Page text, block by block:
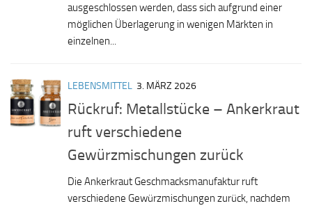
ausgeschlossen werden, dass sich aufgrund einer
möglichen Überlagerung in wenigen Märkten in
einzelnen...
LEBENSMITTEL 3. MÄRZ 2026
Rückruf: Metallstücke – Ankerkraut
ruft verschiedene
Gewürzmischungen zurück
Die Ankerkraut Geschmacksmanufaktur ruft
verschiedene Gewürzmischungen zurück, nachdem